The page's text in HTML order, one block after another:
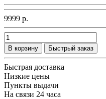
9999 р.
В корзину Быстрый заказ
Быстрая доставка
Низкие цены
Пункты выдачи
На связи 24 часа